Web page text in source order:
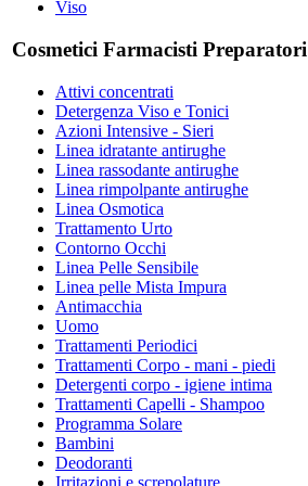
Viso
Cosmetici Farmacisti Preparatori
Attivi concentrati
Detergenza Viso e Tonici
Azioni Intensive - Sieri
Linea idratante antirughe
Linea rassodante antirughe
Linea rimpolpante antirughe
Linea Osmotica
Trattamento Urto
Contorno Occhi
Linea Pelle Sensibile
Linea pelle Mista Impura
Antimacchia
Uomo
Trattamenti Periodici
Trattamenti Corpo - mani - piedi
Detergenti corpo - igiene intima
Trattamenti Capelli - Shampoo
Programma Solare
Bambini
Deodoranti
Irritazioni e screpolature